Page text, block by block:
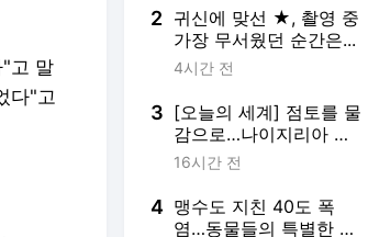
고 말
다"고
2 귀신에 맞선 ★, 촬영 중
가장 무서웠던 순간은...
4시간 전
3 [오늘의 세계] 점토를 물
감으로…나이지리아 예
술가의 초상화
16시간 전
4 맹수도 지친 40도 폭
염…동물들의 특별한 여